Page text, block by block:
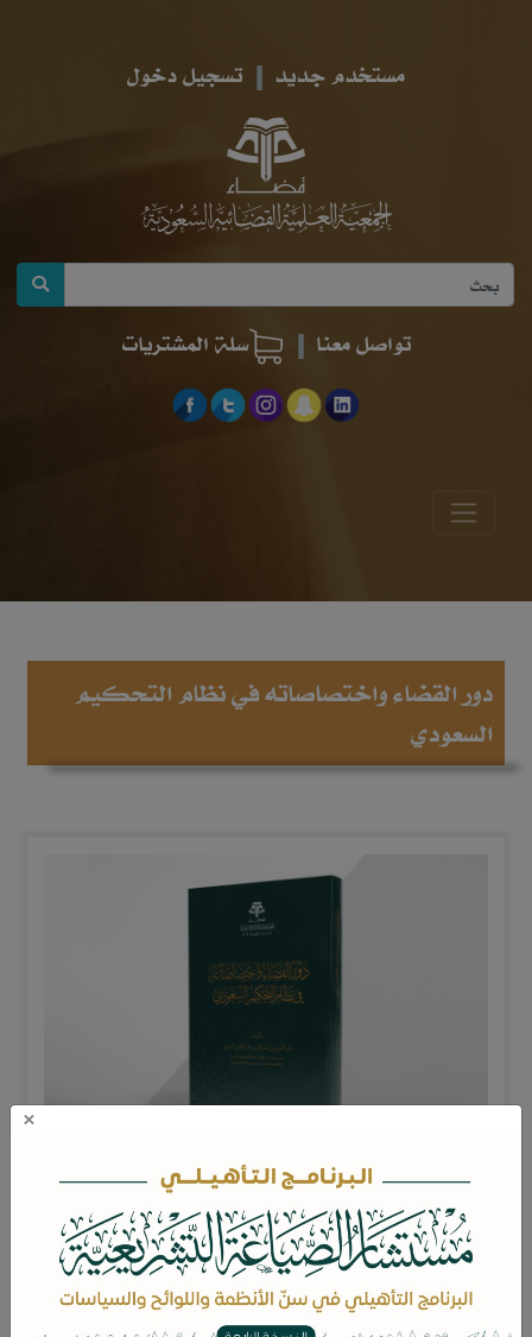
مستخدم جديد تسجيل دخول
تواصل معنا سلة المشتريات
دور القضاء واختصاصاته في نظام التحكيم
السعودي
يَقْصِدُ هذا البحث إلى بَيَانِ الأدوارِ المَنُوطَةِ بالقضاء في العملية
التحكيمية من بدايتها إلى انتهائها، وعَرْضِهَا بشكلٍ مرحلي،
×